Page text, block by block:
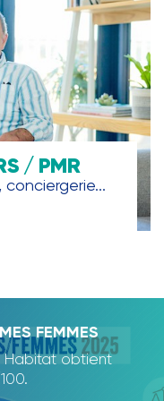
/ PMR
FEMMES
Habitat obtient
2024
présenter
qui dresse
DE